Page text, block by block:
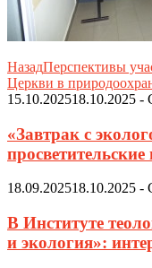
НазадПерспективы
Церкви в
15.10.202518.10.2025 -
«Завтрак с
18.09.202518.10.2025 -
В Институте
и экология»: